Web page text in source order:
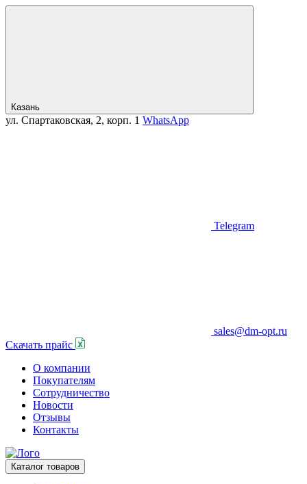
Казань
ул. Спартаковская, 2, корп. 1 WhatsApp
Telegram
sales@dm-opt.ru
Скачать прайс
О компании
Покупателям
Сотрудничество
Новости
Отзывы
Контакты
Каталог товаров